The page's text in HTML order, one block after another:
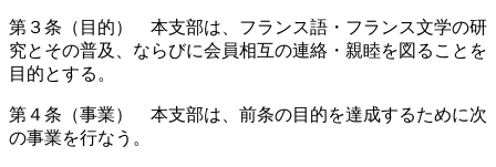
第３条（目的） 本支部は、フランス語・フランス文学の研
究とその普及、ならびに会員相互の連絡・親睦を図ることを
目的とする。
第４条（事業） 本支部は、前条の目的を達成するために次
の事業を行なう。